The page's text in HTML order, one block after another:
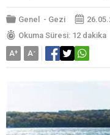
Genel - Gezi
Okuma Süresi: 12 dakika
A+ A-